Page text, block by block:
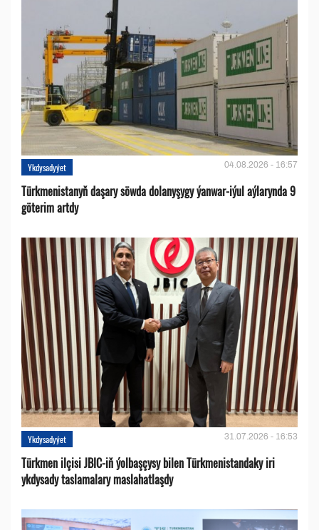
Ykdysadyýet 04.08.2026 - 16:57
Türkmenistanyň daşary söwda dolanyşygy ýanwar-iýul aýlarynda 9
göterim artdy
Ykdysadyýet 31.07.2026 - 16:53
Türkmen ilçisi JBIC-iň ýolbaşçysy bilen Türkmenistandaky iri
ykdysady taslamalary maslahatlaşdy